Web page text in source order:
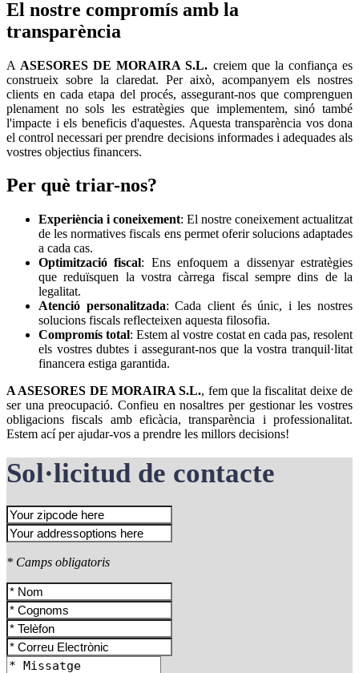
El nostre compromís amb la
transparència
A ASESORES DE MORAIRA S.L. creiem que la confiança es
construeix sobre la claredat. Per això, acompanyem els nostres
clients en cada etapa del procés, assegurant-nos que comprenguen
plenament no sols les estratègies que implementem, sinó també
l'impacte i els beneficis d'aquestes. Aquesta transparència vos dona
el control necessari per prendre decisions informades i adequades als
vostres objectius financers.
Per què triar-nos?
Experiència i coneixement: El nostre coneixement actualitzat
de les normatives fiscals ens permet oferir solucions adaptades
a cada cas.
Optimització fiscal: Ens enfoquem a dissenyar estratègies
que reduïsquen la vostra càrrega fiscal sempre dins de la
legalitat.
Atenció personalitzada: Cada client és únic, i les nostres
solucions fiscals reflecteixen aquesta filosofia.
Compromís total: Estem al vostre costat en cada pas, resolent
els vostres dubtes i assegurant-nos que la vostra tranquil·litat
financera estiga garantida.
A ASESORES DE MORAIRA S.L., fem que la fiscalitat deixe de
ser una preocupació. Confieu en nosaltres per gestionar les vostres
obligacions fiscals amb eficàcia, transparència i professionalitat.
Estem ací per ajudar-vos a prendre les millors decisions!
Sol·licitud de contacte
* Camps obligatoris